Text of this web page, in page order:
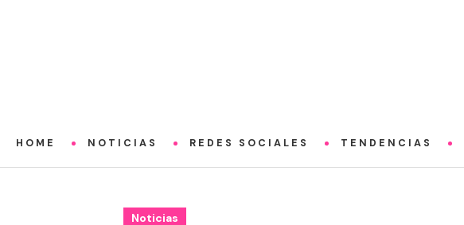
HOME NOTICIAS REDES SOCIALES TENDENCIAS
Noticias